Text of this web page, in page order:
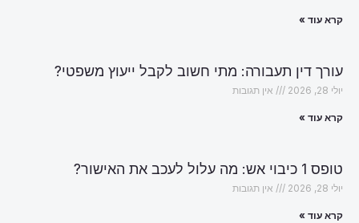
קרא עוד »
עורך דין תעבורה: מתי חשוב לקבל ייעוץ משפטי?
יולי 28, 2026 אין תגובות
קרא עוד »
טופס 1 כיבוי אש: מה עלול לעכב את האישור?
יולי 28, 2026 אין תגובות
קרא עוד »